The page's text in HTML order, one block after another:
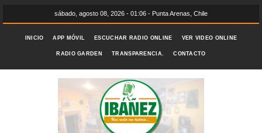
sábado, agosto 08, 2026 - 01:06 - Punta Arenas, Chile
INICIO APP MÓVIL ESCUCHAR RADIO ONLINE VER VIDEO ONLINE
RADIO GARDEN TRANSPARENCIA. CONTACTO